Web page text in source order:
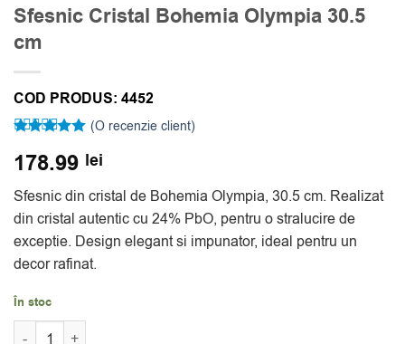
Sfesnic Cristal Bohemia Olympia 30.5
cm
COD PRODUS: 4452
5 din 5 pe
singure
(O recenzie client)
178.99 lei
Sfesnic din cristal de Bohemia Olympia, 30.5 cm. Realizat
din cristal autentic cu 24% PbO, pentru o stralucire de
exceptie. Design elegant si impunator, ideal pentru un
decor rafinat.
În stoc
Cantitate Sfesnic Cristal Bohemia Olympia 30.5 cm